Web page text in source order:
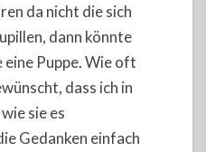
da nicht die sich
dann könnte
eine Puppe. Wie oft
dass ich in
sie es
Gedanken einfach